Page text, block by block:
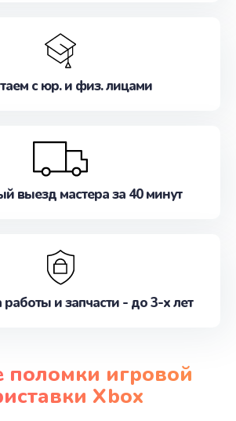
с юр. и физ. лицами
выезд мастера за 40 минут
работы и запчасти - до 3-х лет
поломки игровой
Xbox